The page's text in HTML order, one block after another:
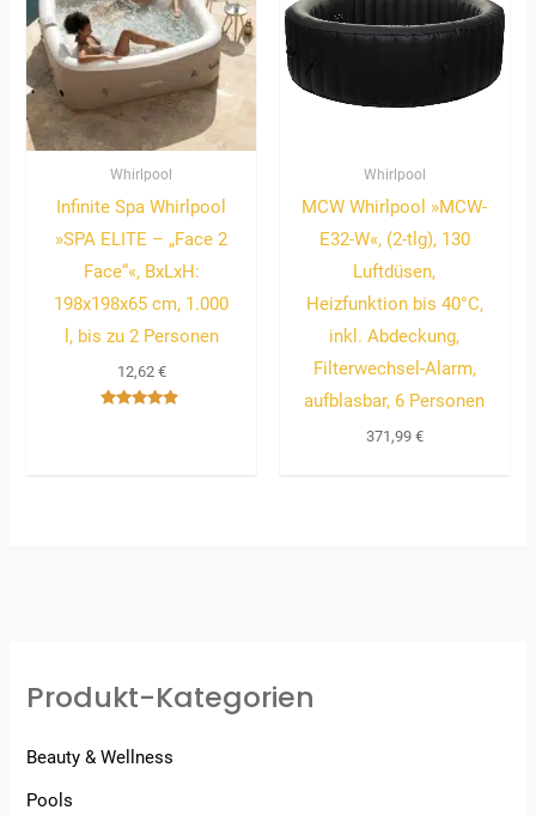
Whirlpool
Infinite Spa Whirlpool
»SPA ELITE – „Face 2
Face“«, BxLxH:
198x198x65 cm, 1.000
l, bis zu 2 Personen
12,62 €
Whirlpool
MCW Whirlpool »MCW-
E32-W«, (2-tlg), 130
Luftdüsen,
Heizfunktion bis 40°C,
inkl. Abdeckung,
Filterwechsel-Alarm,
aufblasbar, 6 Personen
371,99 €
Produkt-Kategorien
Beauty & Wellness
Pools